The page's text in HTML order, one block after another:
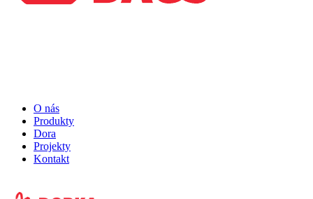
O nás
Produkty
Dora
Projekty
Kontakt